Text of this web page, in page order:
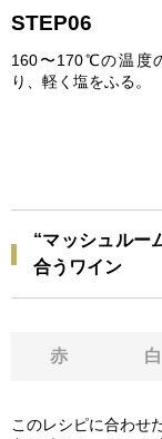
STEP06
160〜170℃の温度
り、軽く塩をふる。
“マッシュルー
合うワイン
赤 白
このレシピに合わせ